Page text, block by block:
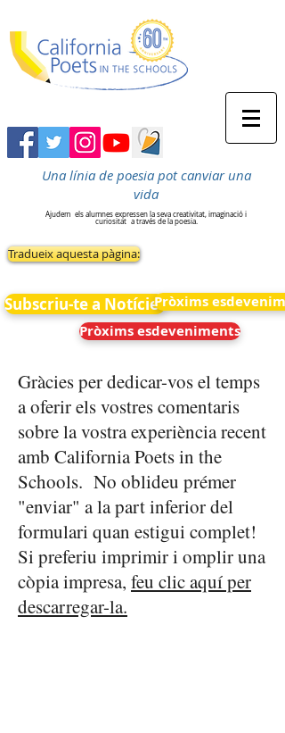
Una línia de poesia pot canviar una
vida
Ajudem els alumnes expressen la seva creativitat, imaginació i
curiositat a través de la poesia.
Tradueix aquesta pàgina:
Subscriu-te a NotíciesPròxims
Pròxims esdeveniments
Gràcies per dedicar-vos el temps
a oferir els vostres comentaris
sobre la vostra experiència recent
amb California Poets in the
Schools. No oblideu prémer
"enviar" a la part inferior del
formulari quan estigui complet!
Si preferiu imprimir i omplir una
còpia impresa, feu clic aquí per
descarregar-la.